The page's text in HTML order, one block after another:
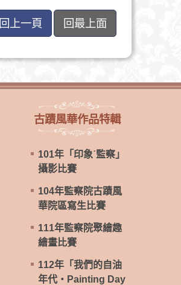
回上一頁 回最上面
古蹟風華作品特輯
101年「印象˙監察」
攝影比賽
104年監察院古蹟風
華院區寫生比賽
111年監察院聚繪趣
繪畫比賽
112年「我們的自油
年代‧Painting Day